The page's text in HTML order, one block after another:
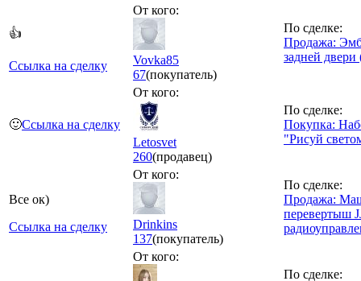
👍
Ссылка на сделку
От кого:
Vovka85
67(покупатель)
По сделке:
Продажа:
задней двери
🙂Ссылка на сделку
От кого:
Letosvet
260(продавец)
По сделке:
Покупка:
"Рисуй
Все ок)
Ссылка на сделку
От кого:
Drinkins
137(покупатель)
По сделке:
Продажа:
перевертыш
От кого:
По сделке: